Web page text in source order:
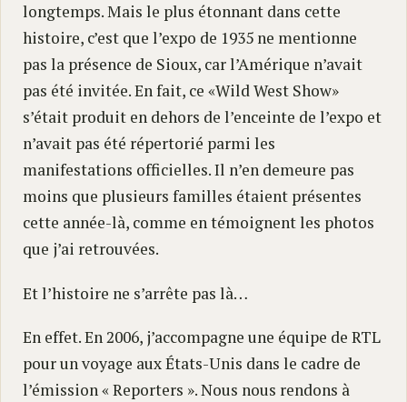
longtemps. Mais le plus étonnant dans cette
histoire, c’est que l’expo de 1935 ne mentionne
pas la présence de Sioux, car l’Amérique n’avait
pas été invitée. En fait, ce «Wild West Show»
s’était produit en dehors de l’enceinte de l’expo et
n’avait pas été répertorié parmi les
manifestations officielles. Il n’en demeure pas
moins que plusieurs familles étaient présentes
cette année-là, comme en témoignent les photos
que j’ai retrouvées.
Et l’histoire ne s’arrête pas là…
En effet. En 2006, j’accompagne une équipe de RTL
pour un voyage aux États-Unis dans le cadre de
l’émission « Reporters ». Nous nous rendons à